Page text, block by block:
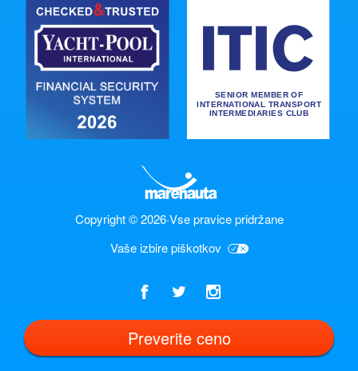
Preverite ceno
Copyright © 2026·Vse pravice pridržane
Vaše izbire piškotkov
Slovenščina